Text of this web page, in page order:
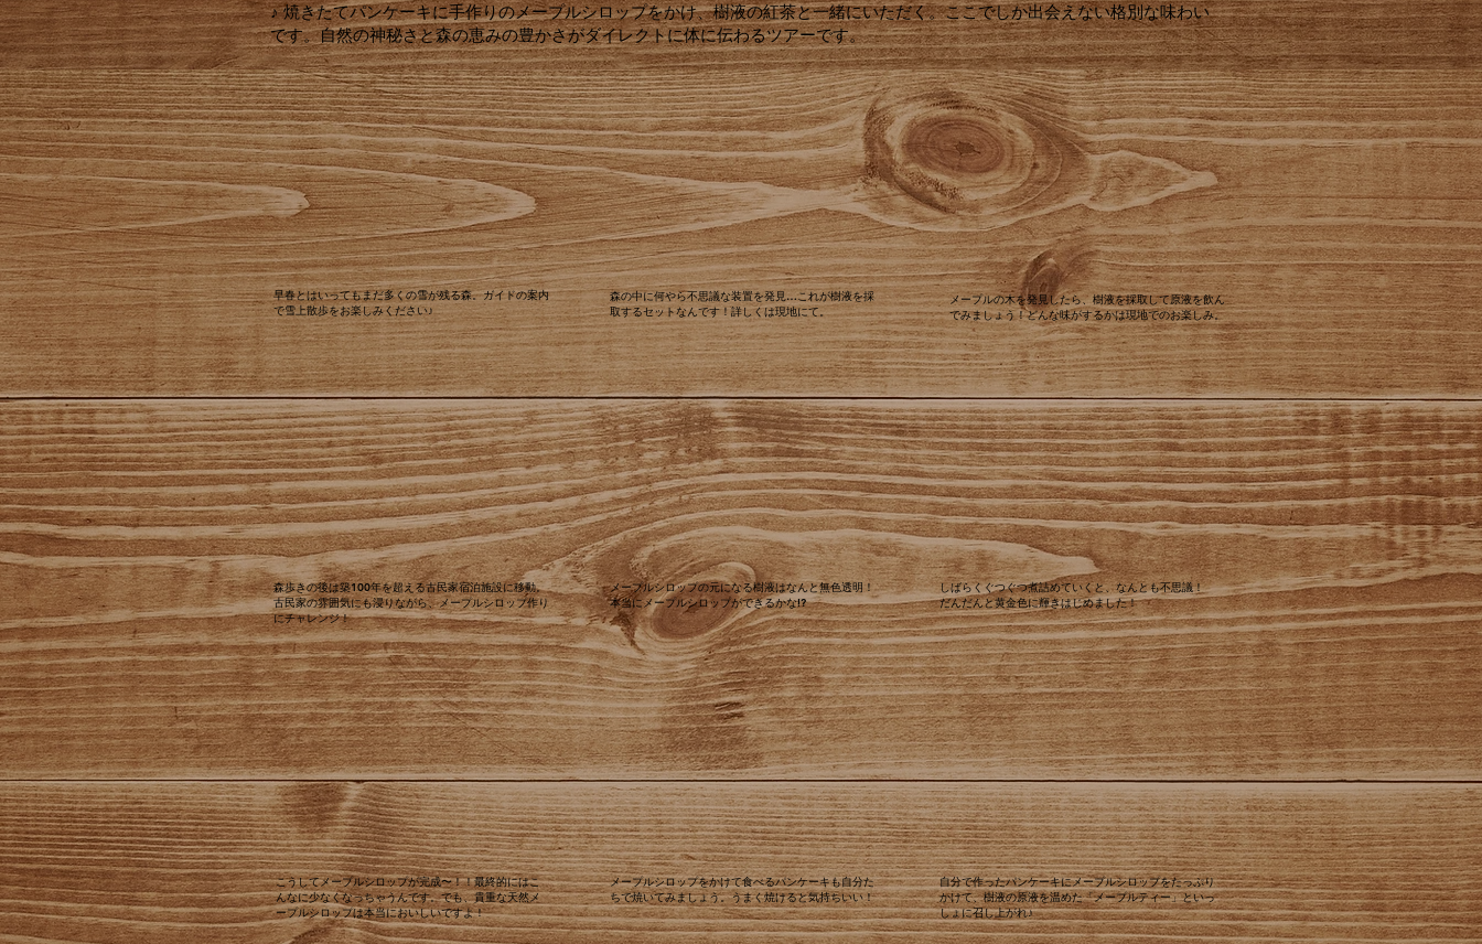
♪ 焼きたてパンケーキに手作りのメープルシロップをかけ、樹液の紅茶と一緒にいただく。ここでしか出会えない格別な味わい
です。自然の神秘さと森の恵みの豊かさがダイレクトに体に伝わるツアーです。
森の中に何やら不思議な装置を発見…これが樹液を採
取するセットなんです！詳しくは現地にて。
メープルの木を発見したら、樹液を採取して原液を飲ん
でみましょう！どんな味がするかは現地でのお楽しみ。
メープルシロップをかけて食べるパンケーキも自分た
ちで焼いてみましょう。うまく焼けると気持ちいい！
自分で作ったパンケーキにメープルシロップをたっぷり
かけて、樹液の原液を温めた「メープルティー」といっ
しょに召し上がれ♪
​早春とはいってもまだ多くの雪が残る森。ガイドの案内
で雪上散歩をお楽しみください♪
こうしてメープルシロップが完成〜！！最終的にはこ
んなに少なくなっちゃうんです。でも、貴重な天然メ
ープルシロップは本当においしいですよ！
​メープルシロップの元になる樹液はなんと無色透明！
本当にメープルシロップができるかな!?
​しばらくぐつぐつ煮詰めていくと、なんとも不思議！
だんだんと黄金色に輝きはじめました！
​森歩きの後は築100年を超える古民家宿泊施設に移動。
古民家の雰囲気にも浸りながら、メープルシロップ作り
にチャレンジ！